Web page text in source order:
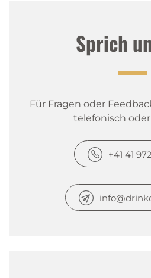
Sprich
Für Fragen oder
telefonisch
+41 41